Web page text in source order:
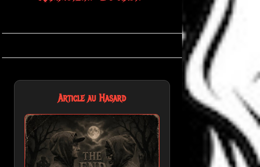
Article au Hasard